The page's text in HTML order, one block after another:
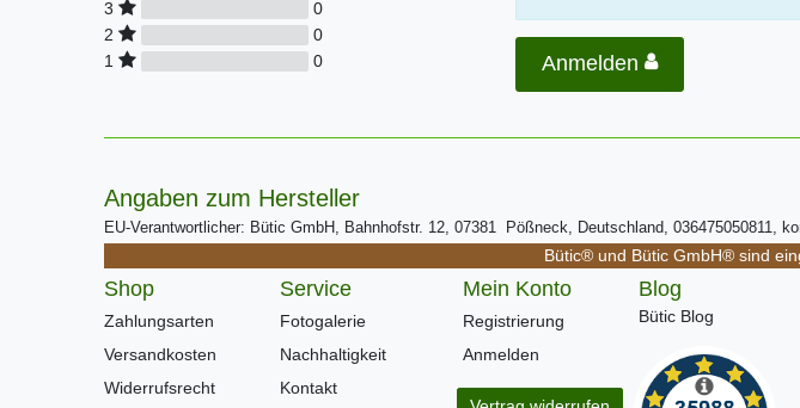
3
0
2
0
1
0 Anmelden
Angaben zum Hersteller
EU-Verantwortlicher: Bütic GmbH, Bahnhofstr. 12, 07381 Pößneck, Deutschland, 036475050811,
Bütic® und Bütic GmbH® sind
Shop
Zahlungsarten
Versandkosten
Widerrufsrecht
Service
Fotogalerie
Nachhaltigkeit
Kontakt
Mein Konto
Registrierung
Anmelden
Blog
Bütic Blog